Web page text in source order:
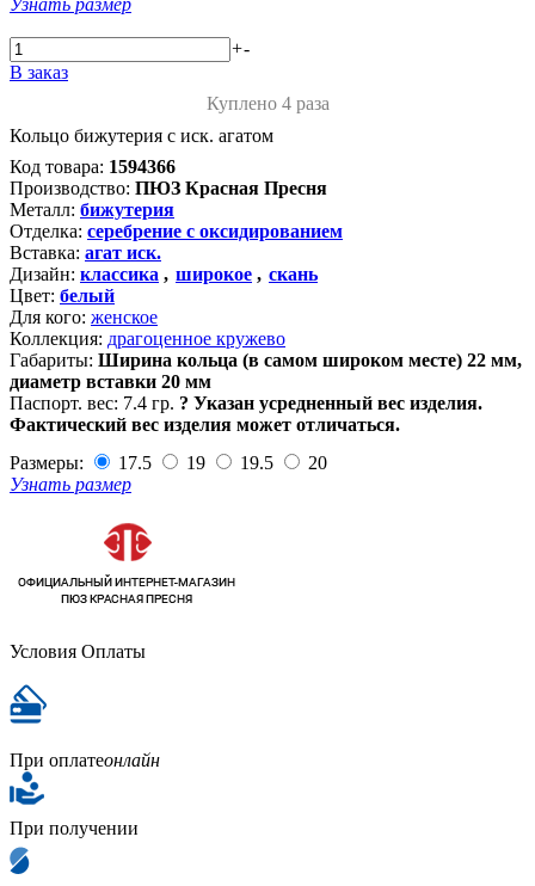
Узнать размер
+-
В заказ
Куплено 4 раза
Кольцо бижутерия с иск. агатом
Код товара: 1594366
Производство: ПЮЗ Красная Пресня
Металл: бижутерия
Отделка: серебрение с оксидированием
Вставка: агат иск.
Дизайн: классика , широкое , скань
Цвет: белый
Для кого: женское
Коллекция: драгоценное кружево
Габариты: Ширина кольца (в самом широком месте) 22 мм,
диаметр вставки 20 мм
Паспорт. вес: 7.4 гр. ? Указан усредненный вес изделия.
Фактический вес изделия может отличаться.
Размеры:
17.5 19 19.5
20
Узнать размер
Условия Оплаты
При оплатеонлайн
При получении